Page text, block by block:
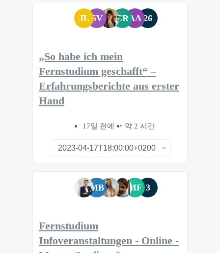
JL SV CR AA 26
„So habe ich mein
Fernstudium geschafft“ –
Erfahrungsberichte aus erster
Hand
17일 전에 약 2 시간
MB MF 3
Fernstudium
Infoveranstaltungen - Online -